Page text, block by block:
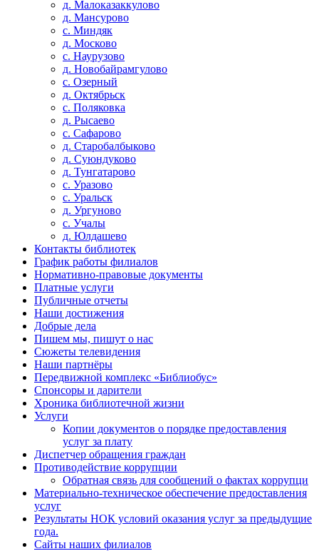
д. Малоказаккулово
д. Мансурово
с. Миндяк
д. Москово
с. Наурузово
д. Новобайрамгулово
с. Озерный
д. Октябрьск
с. Поляковка
д. Рысаево
с. Сафарово
д. Старобалбыково
д. Суюндуково
д. Тунгатарово
с. Уразово
с. Уральск
д. Ургуново
с. Учалы
д. Юлдашево
Контакты библиотек
График работы филиалов
Нормативно-правовые документы
Платные услуги
Публичные отчеты
Наши достижения
Добрые дела
Пишем мы, пишут о нас
Сюжеты телевидения
Наши партнёры
Передвижной комплекс «Библиобус»
Спонсоры и дарители
Хроника библиотечной жизни
Услуги
Копии документов о порядке предоставления
услуг за плату
Диспетчер обращения граждан
Противодействие коррупции
Обратная связь для сообщений о фактах коррупци
Материально-техническое обеспечение предоставления
услуг
Результаты НОК условий оказания услуг за предыдущие
года.
Сайты наших филиалов